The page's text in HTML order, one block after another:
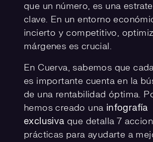
que un número, es una
clave. En un entorno
incierto y competitivo,
márgenes es crucial.
En Cuerva, sabemos que
es importante cuentaen la
de una rentabilidad óptima.
hemos creado una infografía
exclusiva que detalla 7
prácticas para ayudarte a